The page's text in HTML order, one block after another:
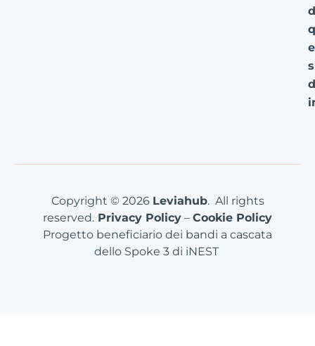
e
Copyright © 2026 Leviahub. All rights
reserved. Privacy Policy – Cookie Policy
Progetto beneficiario dei bandi a cascata
dello Spoke 3 di iNEST